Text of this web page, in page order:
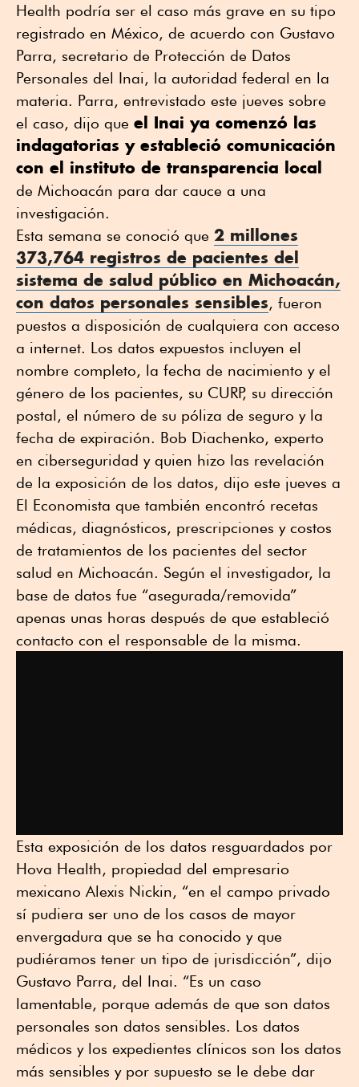
Health podría ser el caso más grave en su tipo
registrado en México, de acuerdo con Gustavo
Parra, secretario de Protección de Datos
Personales del Inai, la autoridad federal en la
materia. Parra, entrevistado este jueves sobre
el caso, dijo que el Inai ya comenzó las
indagatorias y estableció comunicación
con el instituto de transparencia local
de Michoacán para dar cauce a una
investigación.
Esta semana se conoció que 2 millones
373,764 registros de pacientes del
sistema de salud público en Michoacán,
con datos personales sensibles, fueron
puestos a disposición de cualquiera con acceso
a internet. Los datos expuestos incluyen el
nombre completo, la fecha de nacimiento y el
género de los pacientes, su CURP, su dirección
postal, el número de su póliza de seguro y la
fecha de expiración. Bob Diachenko, experto
en ciberseguridad y quien hizo las revelación
de la exposición de los datos, dijo este jueves a
El Economista que también encontró recetas
médicas, diagnósticos, prescripciones y costos
de tratamientos de los pacientes del sector
salud en Michoacán. Según el investigador, la
base de datos fue “asegurada/removida”
apenas unas horas después de que estableció
contacto con el responsable de la misma.
Esta exposición de los datos resguardados por
Hova Health, propiedad del empresario
mexicano Alexis Nickin, “en el campo privado
sí pudiera ser uno de los casos de mayor
envergadura que se ha conocido y que
pudiéramos tener un tipo de jurisdicción”, dijo
Gustavo Parra, del Inai. “Es un caso
lamentable, porque además de que son datos
personales son datos sensibles. Los datos
médicos y los expedientes clínicos son los datos
más sensibles y por supuesto se le debe dar